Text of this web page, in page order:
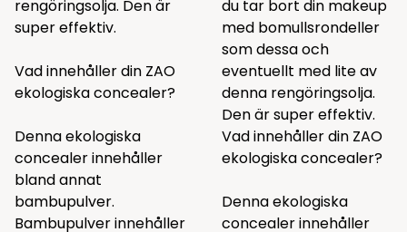
rengöringsolja. Den är
super effektiv.
Vad innehåller din ZAO
ekologiska concealer?
Denna ekologiska
concealer innehåller
bland annat
bambupulver.
Bambupulver innehåller
du tar bort din makeup
med bomullsrondeller
somdessaoch
eventuellt med lite av
denna rengöringsolja.
Den är super effektiv.
Vad innehåller din ZAO
ekologiska concealer?
Denna ekologiska
concealer innehåller